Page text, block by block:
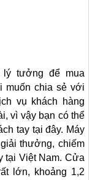
tưởng để mua
muốn chia sẻ với
vụ khách hàng
vì vậy bạn có thể
tay tại đây. Máy
thưởng, chiếm
tại Việt Nam. Cửa
lớn, khoảng 1,2